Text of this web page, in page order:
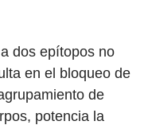
dos epítopos no
en el bloqueo de
de
potencia la